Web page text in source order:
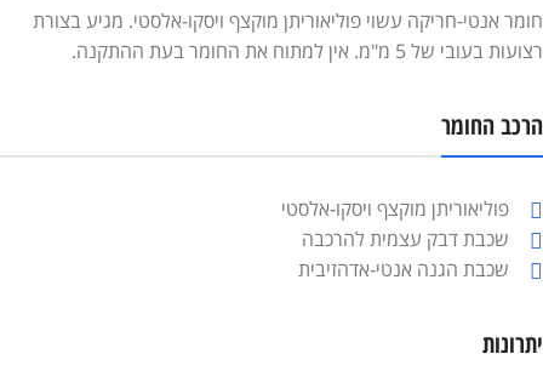
חומר אנטי-חריקה עשוי פוליאוריתן מוקצף ויסקו-אלסטי. מגיע בצורת
רצועות בעובי של 5 מ"מ. אין למתוח את החומר בעת ההתקנה.
הרכב החומר
פוליאוריתן מוקצף ויסקו-אלסטי
שכבת דבק עצמית להרכבה
שכבת הגנה אנטי-אדהזיבית
יתרונות